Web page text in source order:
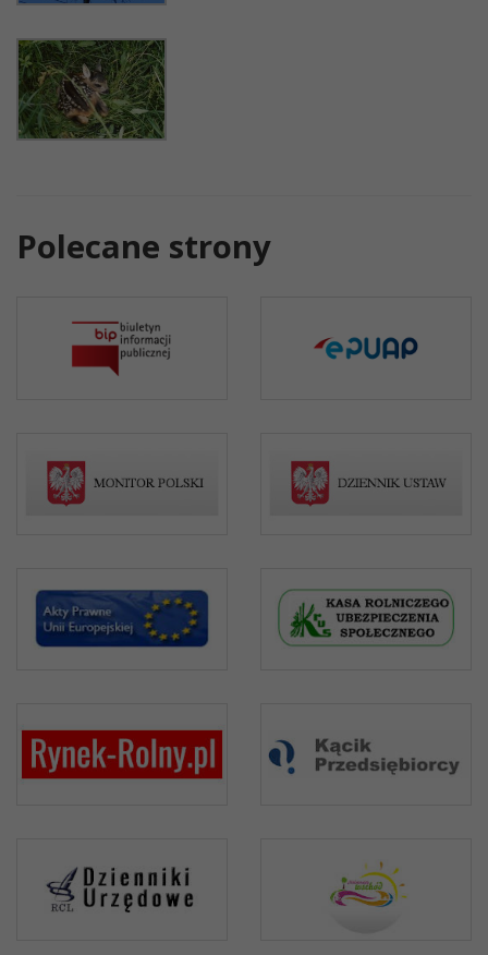
Polecane strony